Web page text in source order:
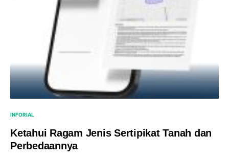
INFORIAL
Ketahui Ragam Jenis Sertipikat Tanah dan
Perbedaannya